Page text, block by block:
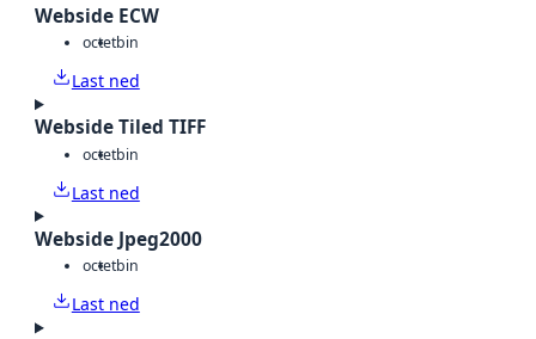
Webside ECW
octetbin
Last ned
Webside Tiled TIFF
octetbin
Last ned
Webside Jpeg2000
octetbin
Last ned